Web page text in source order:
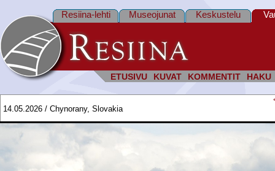
ETUSIVU KUVAT KOMMENTIT HAKU
Resiina-lehti Museojunat Keskustelu
14.05.2026 / Chynorany, Slovakia